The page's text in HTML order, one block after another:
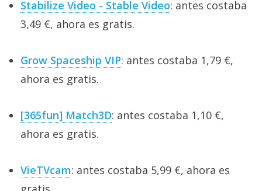
Stabilize Video - Stable Video: antes costaba
3,49 €, ahora es gratis.
Grow Spaceship VIP: antes costaba 1,79 €,
ahora es gratis.
[365fun] Match3D: antes costaba 1,10 €,
ahora es gratis.
VieTVcam: antes costaba 5,99 €, ahora es